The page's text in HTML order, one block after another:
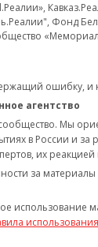
Фонд
ошибку, и
агентство
Мы
в России и за
их реакцией
за
использование
использования